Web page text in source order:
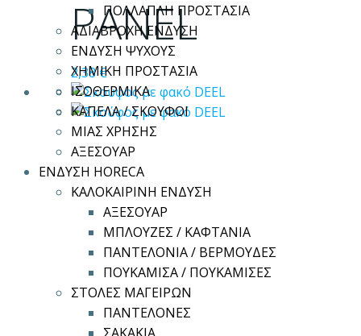
ΠΟΛΛΑΠΛΗ ΠΡΟΣΤΑΣΙΑ
ΑΔΙΑΒΡΟΧΗ ΕΝΔΥΣΗ
ΕΝΔΥΣΗ ΨΥΧΟΥΣ
ΧΗΜΙΚΗ ΠΡΟΣΤΑΣΙΑ
ΙΣΟΘΕΡΜΙΚΑ
ΚΑΠΕΛΑ / ΣΚΟΥΦΟΙ
ΜΙΑΣ ΧΡΗΣΗΣ
ΑΞΕΣΟΥΑΡ
ΕΝΔΥΣΗ HORECA
ΚΑΛΟΚΑΙΡΙΝΗ ΕΝΔΥΣΗ
ΑΞΕΣΟΥΑΡ
ΜΠΛΟΥΖΕΣ / ΚΑΦΤΑΝΙΑ
ΠΑΝΤΕΛΟΝΙΑ / ΒΕΡΜΟΥΔΕΣ
ΠΟΥΚΑΜΙΣΑ / ΠΟΥΚΑΜΙΣΕΣ
ΣΤΟΛΕΣ ΜΑΓΕΙΡΩΝ
ΠΑΝΤΕΛΟΝΕΣ
πολλαπλές
παραλλαγές.
Οι
επιλογές
μπορούν
να
επιλεγούν
στη
σελίδα
του
προϊόντος
PANEL
2,38€